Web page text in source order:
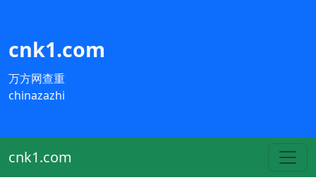
cnk1.com
万方网查重
chinazazhi
cnk1.com